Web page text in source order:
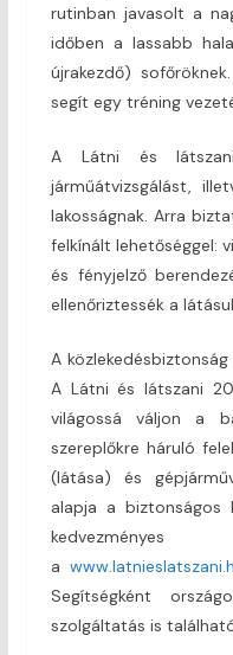
rutinban javasolt a
időben a lassabb
újrakezdő)
segít egy tréning
A Látni és
járműátvizsgálást,
lakosságnak. Arra
felkínált lehetőséggel:
és fényjelző
ellenőriztessék a
A
A Látni és látszani
világossá váljon a
szereplőkre háruló
(látása) és
alapja a biztonságos
a
Segítségként
szolgáltatás is